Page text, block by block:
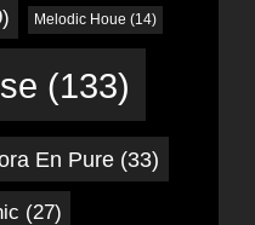
Melodic Houe (14)
(133)
En Pure (33)
(27)